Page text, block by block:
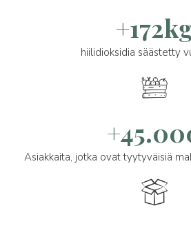
hiilidioksidia säästetty
Asiakkaita, jotka ovat tyytyväisiä